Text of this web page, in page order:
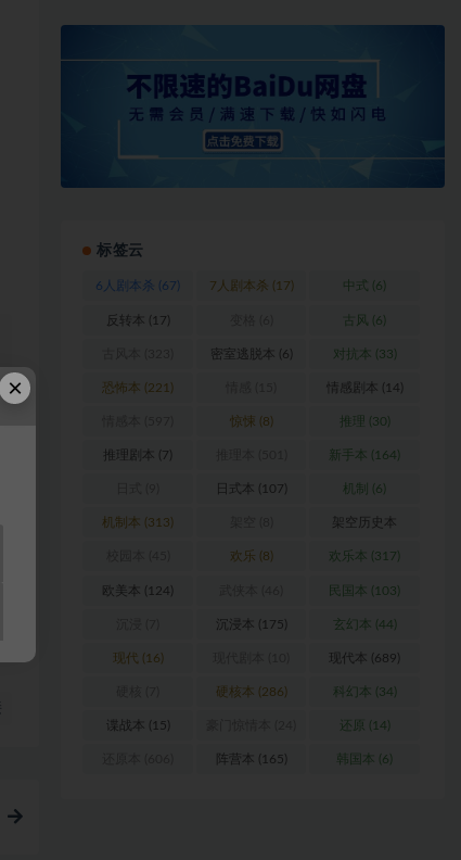
标签云
6人剧本杀 (67) 7人剧本杀 (17) 中式 (6)
反转本 (17) 古风 (6)
密室逃脱本 (6) 对抗本 (33)
恐怖本 (221) 情感剧本 (14)
惊悚 (8) 推理 (30)
推理剧本 (7) 新手本 (164)
日式本 (107) 机制 (6)
机制本 (313) 架空历史本
(102)
欢乐 (8) 欢乐本 (317)
欧美本 (124) 民国本 (103)
沉浸本 (175) 玄幻本 (44)
现代 (16) 现代本 (689)
硬核本 (286) 科幻本 (34)
谍战本 (15) 还原 (14)
阵营本 (165) 韩国本 (6)
×